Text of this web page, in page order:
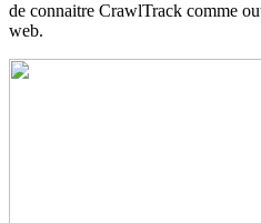
de connaitre CrawlTrack comme
web.